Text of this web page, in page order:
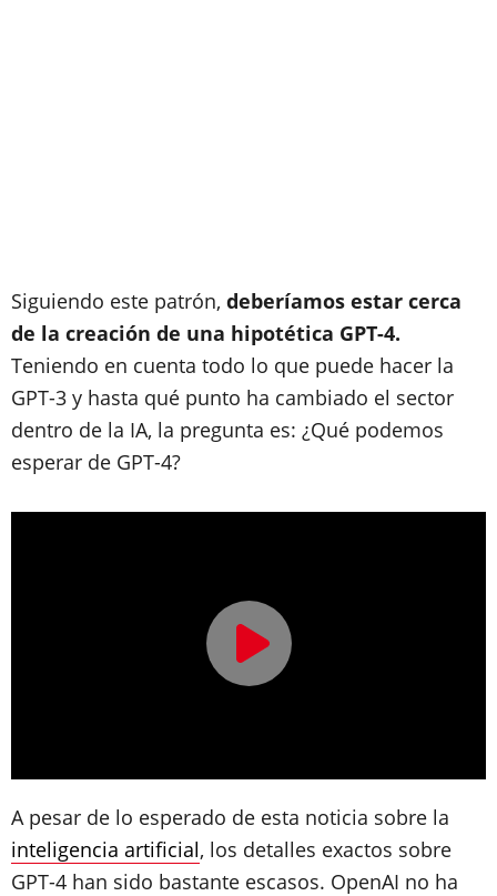
Siguiendo este patrón, deberíamos estar cerca
de la creación de una hipotética GPT-4.
Teniendo en cuenta todo lo que puede hacer la
GPT-3 y hasta qué punto ha cambiado el sector
dentro de la IA, la pregunta es: ¿Qué podemos
esperar de GPT-4?
A pesar de lo esperado de esta noticia sobre la
inteligencia artificial, los detalles exactos sobre
GPT-4 han sido bastante escasos. OpenAI no ha